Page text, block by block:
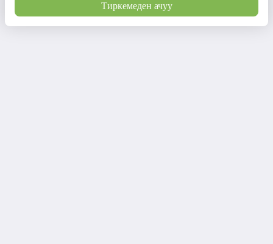
Тиркемеден ачуу